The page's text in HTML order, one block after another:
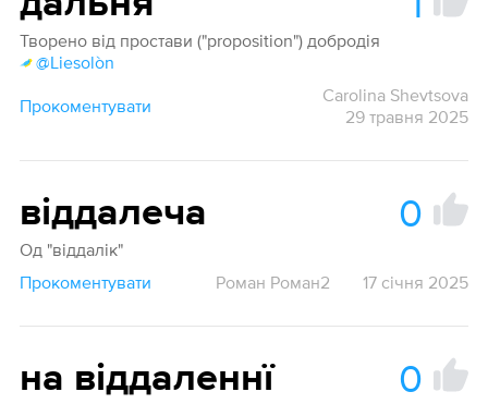
Творено від простави ("proposition") добродія
@Liesolòn
Прокоментувати
Carolina Shevtsova
29 травня 2025
віддалеча 0
Од "віддалік"
Прокоментувати
Роман Роман2 17 січня 2025
на віддаленнї 0